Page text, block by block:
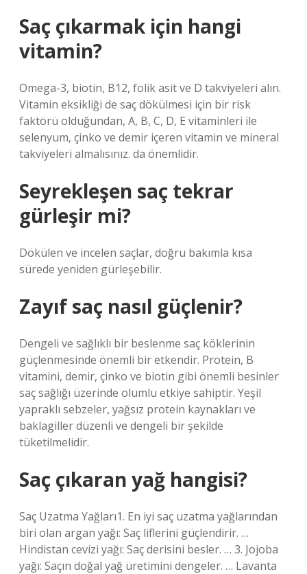
Saç çıkarmak için hangi
vitamin?
Omega-3, biotin, B12, folik asit ve D takviyeleri alın.
Vitamin eksikliği de saç dökülmesi için bir risk
faktörü olduğundan, A, B, C, D, E vitaminleri ile
selenyum, çinko ve demir içeren vitamin ve mineral
takviyeleri almalısınız. da önemlidir.
Seyrekleşen saç tekrar
gürleşir mi?
Dökülen ve incelen saçlar, doğru bakımla kısa
sürede yeniden gürleşebilir.
Zayıf saç nasıl güçlenir?
Dengeli ve sağlıklı bir beslenme saç köklerinin
güçlenmesinde önemli bir etkendir. Protein, B
vitamini, demir, çinko ve biotin gibi önemli besinler
saç sağlığı üzerinde olumlu etkiye sahiptir. Yeşil
yapraklı sebzeler, yağsız protein kaynakları ve
baklagiller düzenli ve dengeli bir şekilde
tüketilmelidir.
Saç çıkaran yağ hangisi?
Saç Uzatma Yağları1. En iyi saç uzatma yağlarından
biri olan argan yağı: Saç liflerini güçlendirir. …
Hindistan cevizi yağı: Saç derisini besler. … 3. Jojoba
yağı: Saçın doğal yağ üretimini dengeler. … Lavanta